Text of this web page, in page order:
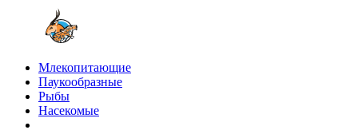
Млекопитающие
Паукообразные
Рыбы
Насекомые